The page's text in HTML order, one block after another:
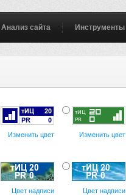
Анализ сайта Инструменты
Изменить цвет Изменить цвет
Цвет надписи Цвет надписи